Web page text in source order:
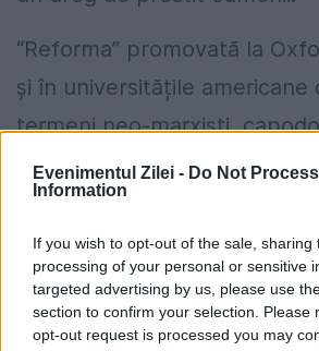
Evenimentul Zilei - Do Not
Information
If you wish to opt-out of the sale, sharing
processing of your personal or sensitive
targeted advertising by us, please use
section to confirm your selection. Please
opt-out request is processed you may
“Reforma” promovată la
și în universitățile americane
termeni neo-marxiști
literaturii universale. William
considerat la nivel istoric
mare scriitor al literaturii de
a intrat și el pe lista neagră
correctness care l-a taxat a